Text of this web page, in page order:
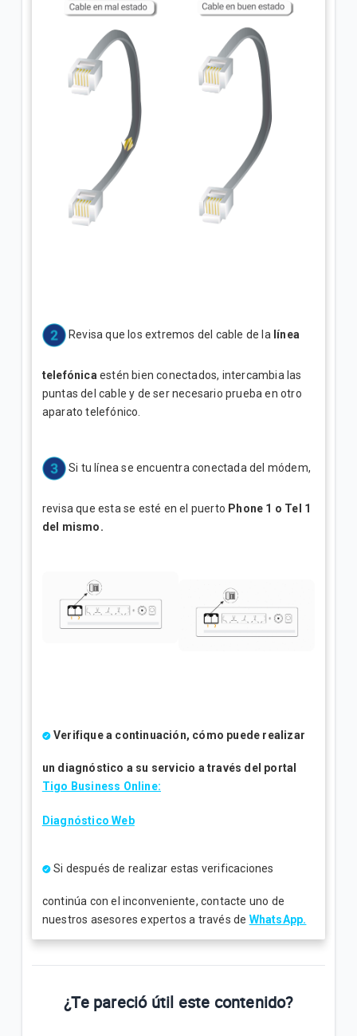
Revisa que los extremos del cable de la línea
telefónica estén bien conectados, intercambia las
puntas del cable y de ser necesario prueba en otro
aparato telefónico.
Si tu línea se encuentra conectada del módem,
revisa que esta se esté en el puerto Phone 1 o Tel 1
del mismo.
Verifique a continuación, cómo puede realizar
un diagnóstico a su servicio a través del portal
Tigo Business Online:
Diagnóstico Web
Si después de realizar estas verificaciones
continúa con el inconveniente, contacte uno de
nuestros asesores expertos a través de WhatsApp.
¿Te pareció útil este contenido?